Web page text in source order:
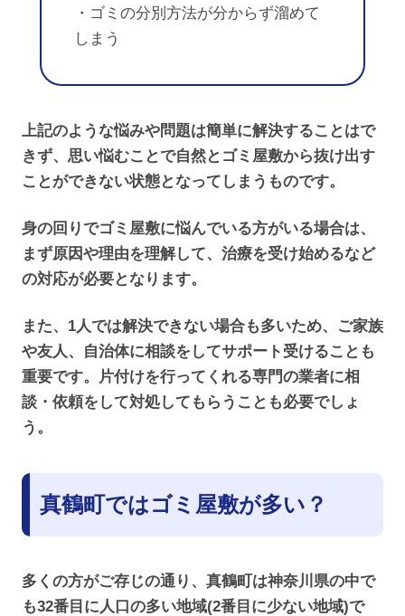
・ゴミの分別方法が分からず溜めて
しまう
上記のような悩みや問題は簡単に解決することはで
きず、思い悩むことで自然とゴミ屋敷から抜け出す
ことができない状態となってしまうものです。
身の回りでゴミ屋敷に悩んでいる方がいる場合は、
まず原因や理由を理解して、治療を受け始めるなど
の対応が必要となります。
また、1人では解決できない場合も多いため、ご家族
や友人、自治体に相談をしてサポート受けることも
重要です。片付けを行ってくれる専門の業者に相
談・依頼をして対処してもらうことも必要でしょ
う。
真鶴町ではゴミ屋敷が多い？
多くの方がご存じの通り、真鶴町は神奈川県の中で
も32番目に人口の多い地域(2番目に少ない地域)で